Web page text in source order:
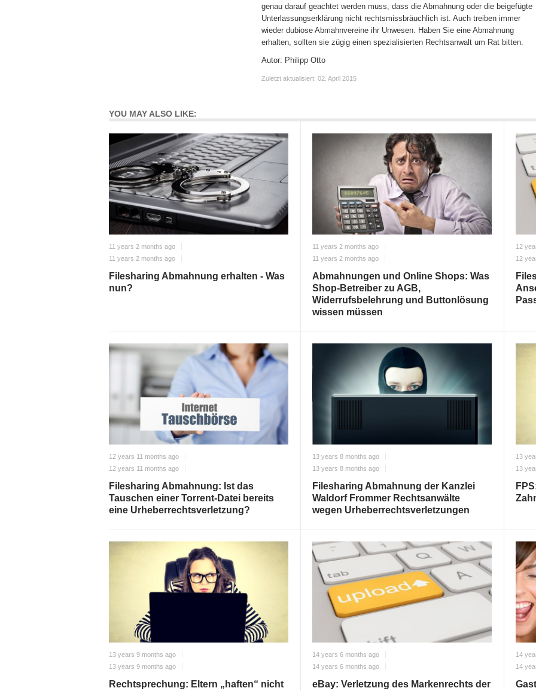
genau darauf geachtet werden muss, dass die Abmahnung oder die beigefügte
Unterlassungserklärung nicht rechtsmissbräuchlich ist. Auch treiben immer
wieder dubiose Abmahnvereine ihr Unwesen. Haben Sie eine Abmahnung
erhalten, sollten sie zügig einen spezialisierten Rechtsanwalt um Rat bitten.
Autor: Philipp Otto
Zuletzt aktualisiert: 02. April 2015
YOU MAY ALSO LIKE:
11 years 2 months ago
11 years 2 months ago
Filesharing Abmahnung erhalten - Was
nun?
11 years 2 months ago
11 years 2 months ago
Abmahnungen und Online Shops: Was
Shop-Betreiber zu AGB,
Widerrufsbelehrung und Buttonlösung
wissen müssen
12
12
12 years 11 months ago
12 years 11 months ago
Filesharing Abmahnung: Ist das
Tauschen einer Torrent-Datei bereits
eine Urheberrechtsverletzung?
13 years 8 months ago
13 years 8 months ago
Filesharing Abmahnung der Kanzlei
Waldorf Frommer Rechtsanwälte
wegen Urheberrechtsverletzungen
13
13
13 years 9 months ago
13 years 9 months ago
Rechtsprechung: Eltern „haften“ nicht
14 years 6 months ago
14 years 6 months ago
eBay: Verletzung des Markenrechts der
14
14